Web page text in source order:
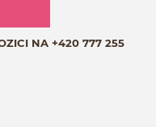
NA +420 777 255